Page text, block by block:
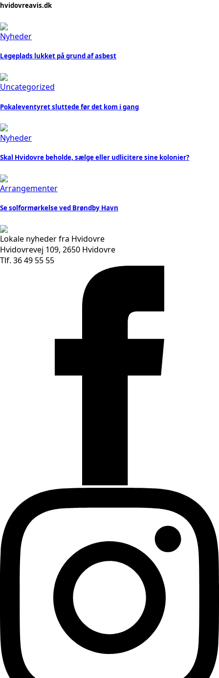
hvidovreavis.dk
Nyheder
Legeplads lukket på grund af asbest
Uncategorized
Pokaleventyret sluttede før det kom i gang
Nyheder
Skal Hvidovre beholde, sælge eller udlicitere sine kolonier?
Arrangementer
Se solformørkelse ved Brøndby Havn
Lokale nyheder fra Hvidovre
Hvidovrevej 109, 2650 Hvidovre
Tlf. 36 49 55 55